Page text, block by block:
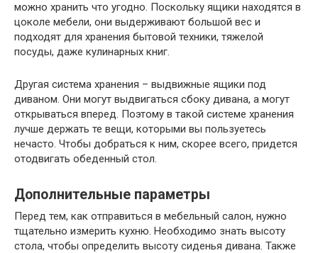
можно хранить что угодно. Поскольку ящики находятся в
цоколе мебели, они выдерживают большой вес и
подходят для хранения бытовой техники, тяжелой
посуды, даже кулинарных книг.
Другая система хранения – выдвижные ящики под
диваном. Они могут выдвигаться сбоку дивана, а могут
открываться вперед. Поэтому в такой системе хранения
лучше держать те вещи, которыми вы пользуетесь
нечасто. Чтобы добраться к ним, скорее всего, придется
отодвигать обеденный стол.
Дополнительные параметры
Перед тем, как отправиться в мебельный салон, нужно
тщательно измерить кухню. Необходимо знать высоту
стола, чтобы определить высоту сиденья дивана. Также